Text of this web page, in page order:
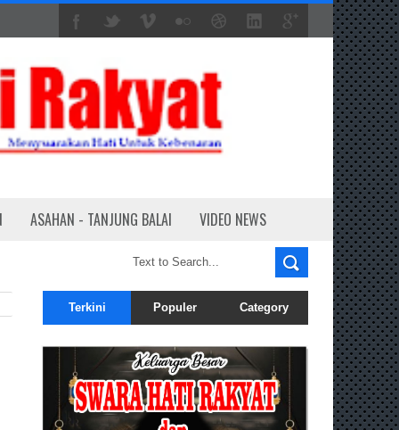
ASAHAN - TANJUNG BALAI VIDEO NEWS
Terkini Populer Category